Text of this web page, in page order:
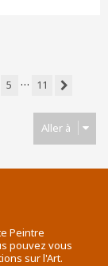
5 …
11
Aller à
Peintre
pouvez vous
sur l'Art.